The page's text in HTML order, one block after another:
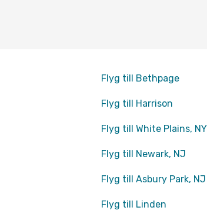
Flyg till Bethpage
Flyg till Harrison
Flyg till White Plains, NY
Flyg till Newark, NJ
Flyg till Asbury Park, NJ
Flyg till Linden